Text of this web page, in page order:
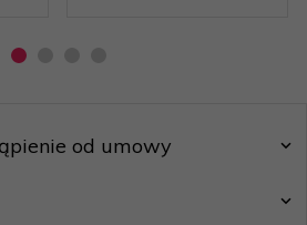
od umowy